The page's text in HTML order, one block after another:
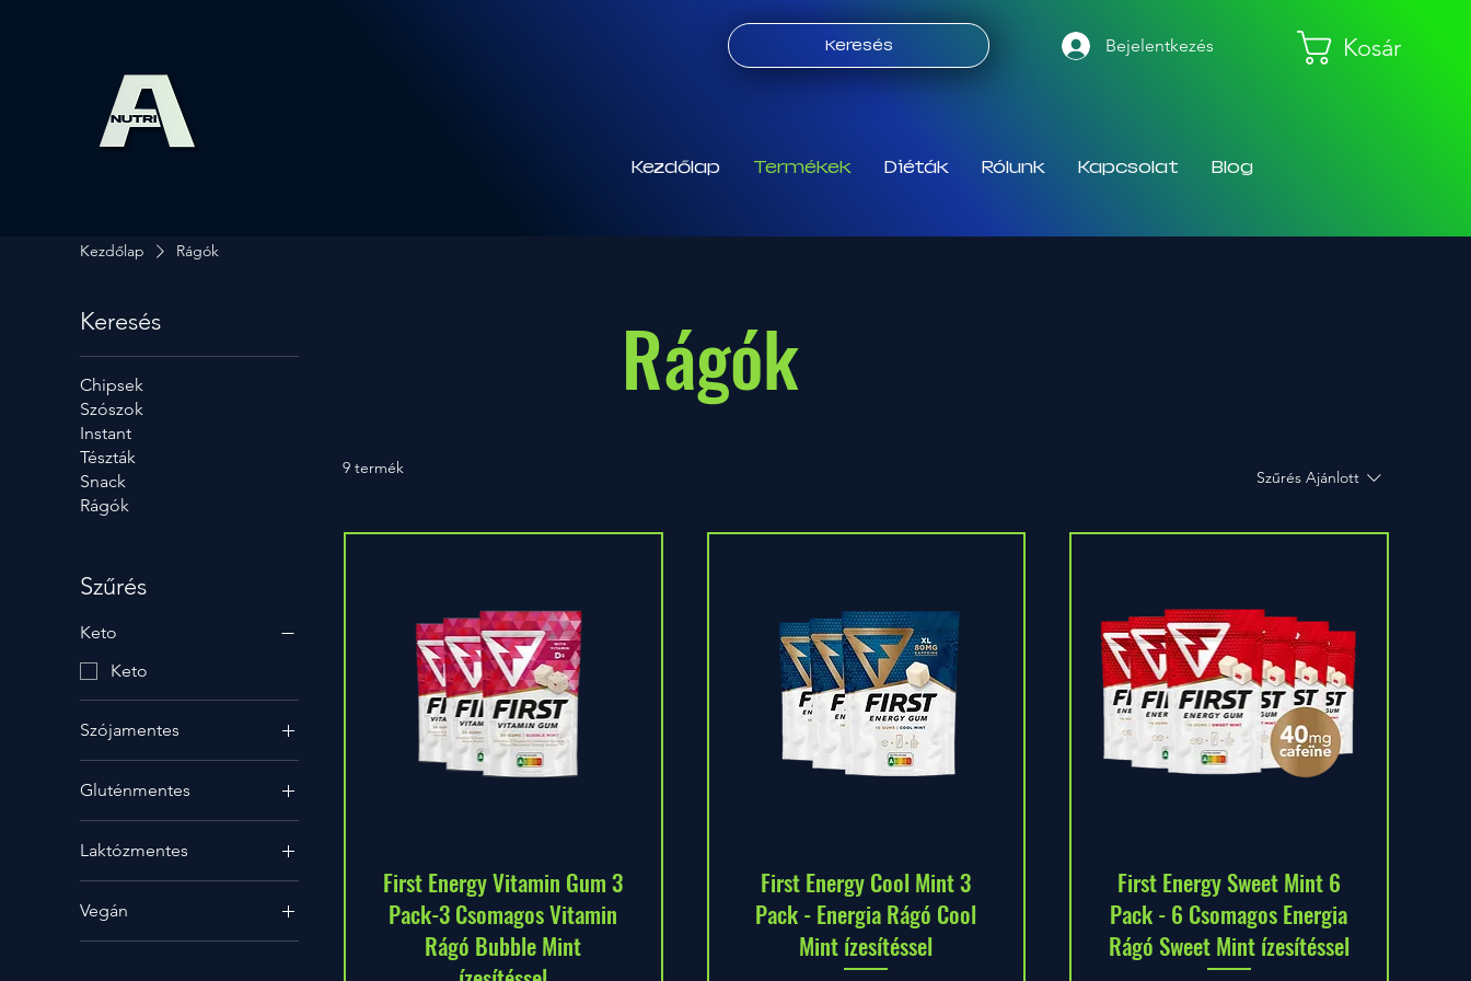
Keresés Bejelentkezés Kosár
Kezdőlap Termékek Diéták Rólunk Kapcsolat Blog
Kezdőlap Rágók
Keresés
Chipsek
Szószok
Instant
Tészták
Snack
Rágók
Szűrés
Keto
Keto
Szójamentes
Gluténmentes
Laktózmentes
Vegán
Rágók
9 termék Szűrés Ajánlott
First Energy Vitamin Gum 3
Pack-3 Csomagos Vitamin
Rágó Bubble Mint
First Energy Cool Mint 3
Pack - Energia Rágó Cool
Mint ízesítéssel
First Energy Sweet Mint 6
Pack - 6 Csomagos Energia
Rágó Sweet Mint ízesítéssel